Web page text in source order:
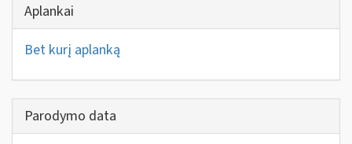
Aplankai
Bet kurį aplanką
Parodymo data